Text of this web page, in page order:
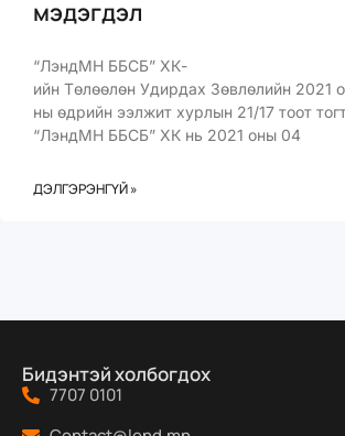
мэдэгдэл
“ЛэндМН ББСБ” ХК-
ийн Төлөөлөн Удирдах Зөвлөлийн 2021
ны өдрийн ээлжит хурлын 21/17 тоот
“ЛэндМН ББСБ” ХК нь 2021 оны 04
ДЭЛГЭРЭНГҮЙ »
Бидэнтэй холбогдох
7707 0101